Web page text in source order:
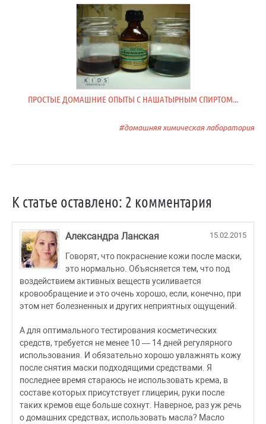
ПРОСТЫЕ ДОМАШНИЕ ОПЫТЫ С НАШАТЫРНЫМ СПИРТОМ...
домашняя химическая лаборатория
К статье оставлено: 2 комментария
Александра Ланская 15.02.2015
Говорят, что покраснение кожи после маски,
это нормально. Объясняется тем, что под
воздействием активных веществ усиливается
кровообращение и это очень хорошо, если, конечно, при
этом нет болезненных и других неприятных ощущений.
А для оптимального тестирования косметических
средств, требуется не менее 10 — 14 дней регулярного
использования. И обязательно хорошо увлажнять кожу
после снятия маски подходящими средствами. Я
последнее время стараюсь не использовать крема, в
составе которых присутствует глицерин, руки после
таких кремов еще больше сохнут. Наверное, раз уж речь
о домашних средствах, использовать масла? Масло